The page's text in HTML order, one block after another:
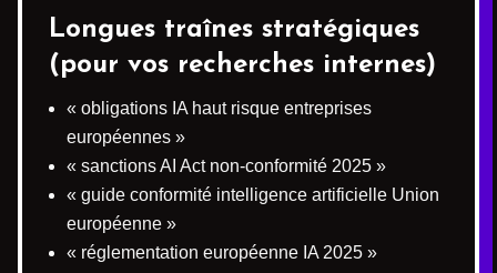
Longues traînes stratégiques
(pour vos recherches internes)
« obligations IA haut risque entreprises
européennes »
« sanctions AI Act non-conformité 2025 »
« guide conformité intelligence artificielle Union
européenne »
« réglementation européenne IA 2025 »